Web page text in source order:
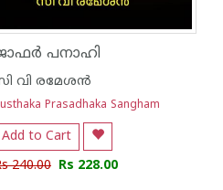
പനാഹി
വി രമേശന്‍
Prasadhaka Sangham
Add to Cart
240.00 Rs 228.00